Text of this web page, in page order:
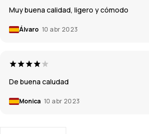
Muy buena calidad, ligero y cómodo
Álvaro 10 abr 2023
De buena caludad
Monica 10 abr 2023